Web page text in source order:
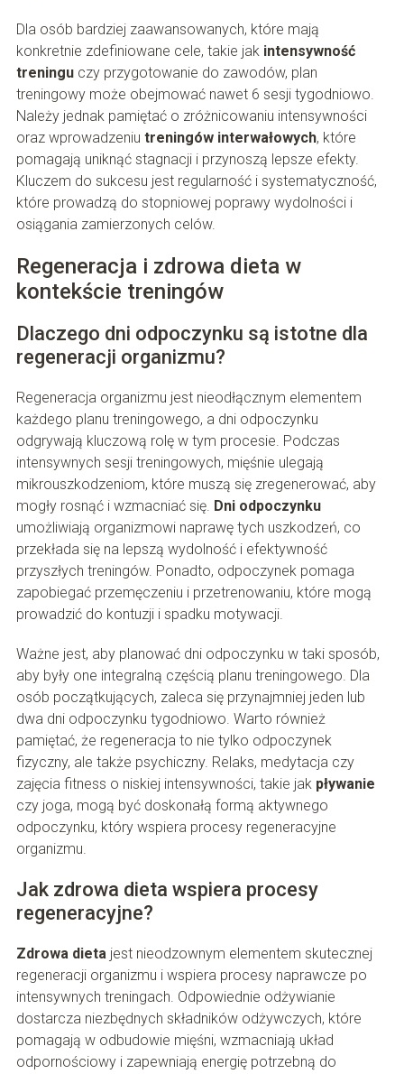
Dla osób bardziej zaawansowanych, które mają
konkretnie zdefiniowane cele, takie jak intensywność
treninguczy przygotowanie do zawodów, plan
treningowy może obejmować nawet 6 sesji tygodniowo.
Należy jednak pamiętać o zróżnicowaniu intensywności
oraz wprowadzeniu treningów interwałowych, które
pomagają uniknąć stagnacji i przynoszą lepsze efekty.
Kluczem do sukcesu jest regularność i systematyczność,
które prowadzą do stopniowej poprawy wydolności i
osiągania zamierzonych celów.
Regeneracja i zdrowa dieta w
kontekście treningów
Dlaczego dni odpoczynku są istotne dla
regeneracji organizmu?
Regeneracja organizmu jest nieodłącznym elementem
każdego planu treningowego, a dni odpoczynku
odgrywają kluczową rolę w tym procesie. Podczas
intensywnych sesji treningowych, mięśnie ulegają
mikrouszkodzeniom, które muszą się zregenerować, aby
mogły rosnąć i wzmacniać się. Dni odpoczynku
umożliwiają organizmowi naprawę tych uszkodzeń, co
przekłada się na lepszą wydolność i efektywność
przyszłych treningów. Ponadto, odpoczynek pomaga
zapobiegać przemęczeniu i przetrenowaniu, które mogą
prowadzić do kontuzji i spadku motywacji.
Ważne jest, aby planować dni odpoczynku w taki sposób,
aby były one integralną częścią planu treningowego. Dla
osób początkujących, zaleca się przynajmniej jeden lub
dwa dni odpoczynku tygodniowo. Warto również
pamiętać, że regeneracja to nie tylko odpoczynek
fizyczny, ale także psychiczny. Relaks, medytacja czy
zajęcia fitness o niskiej intensywności, takie jak pływanie
czy joga, mogą być doskonałą formą aktywnego
odpoczynku, który wspiera procesy regeneracyjne
organizmu.
Jak zdrowa dieta wspiera procesy
regeneracyjne?
Zdrowa dietajest nieodzownym elementem skutecznej
regeneracji organizmu i wspiera procesy naprawcze po
intensywnych treningach. Odpowiednie odżywianie
dostarcza niezbędnych składników odżywczych, które
pomagają w odbudowie mięśni, wzmacniają układ
odpornościowy i zapewniają energię potrzebną do